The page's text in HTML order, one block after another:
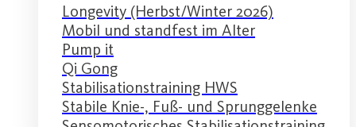
Longevity (Herbst/Winter 2026)
Mobil und standfest im Alter
Pump it
Qi Gong
Stabilisationstraining HWS
Stabile Knie-, Fuß- und Sprunggelenke